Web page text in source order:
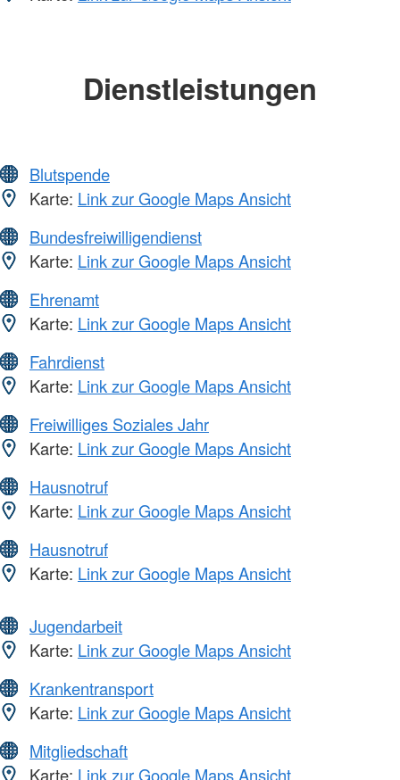
Dienstleistungen
Blutspende
Karte: Link zur Google Maps Ansicht
Bundesfreiwilligendienst
Karte: Link zur Google Maps Ansicht
Ehrenamt
Karte: Link zur Google Maps Ansicht
Fahrdienst
Karte: Link zur Google Maps Ansicht
Freiwilliges Soziales Jahr
Karte: Link zur Google Maps Ansicht
Hausnotruf
Karte: Link zur Google Maps Ansicht
Hausnotruf
Karte: Link zur Google Maps Ansicht
Jugendarbeit
Karte: Link zur Google Maps Ansicht
Krankentransport
Karte: Link zur Google Maps Ansicht
Mitgliedschaft
Karte: Link zur Google Maps Ansicht